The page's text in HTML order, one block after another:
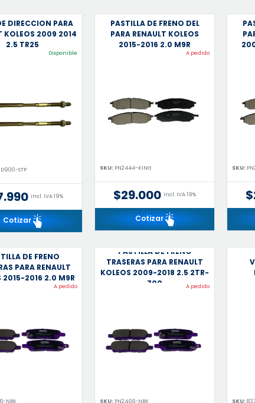
DIRECCION PARA
KOLEOS 2009 2014
2.5 TR25
Disponible
STP
incl. IVA 19%
Cotizar
PASTILLA DE FRENO DEL
PARA RENAULT KOLEOS
2015-2016 2.0 M9R
A pedido
SKU: PN2444-KING
$29.000 incl. IVA 19%
Cotizar
SKU:
DE FRENO
PARA RENAULT
2015-2016 2.0 M9R
A pedido
NBK
PASTILLA DE FRENO
TRASERAS PARA RENAULT
KOLEOS 2009-2018 2.5 2TR-
700
A pedido
SKU: PN2466-NBK SKU: